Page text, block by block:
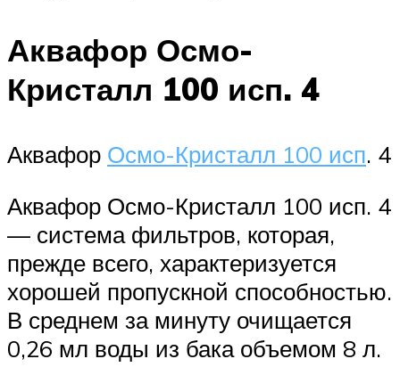
Аквафор Осмо-
Кристалл 100 исп. 4
Аквафор Осмо-Кристалл 100 исп. 4
Аквафор Осмо-Кристалл 100 исп. 4
— система фильтров, которая,
прежде всего, характеризуется
хорошей пропускной способностью.
В среднем за минуту очищается
0,26 мл воды из бака объемом 8 л.